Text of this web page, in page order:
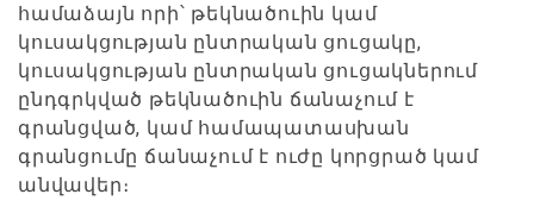
համաձայն որի՝ թեկնածուին կամ
կուսակցության ընտրական ցուցակը,
կուսակցության ընտրական ցուցակներում
ընդգրկված թեկնածուին ճանաչում է
գրանցված, կամ համապատասխան
գրանցումը ճանաչում է ուժը կորցրած կամ
անվավեր։